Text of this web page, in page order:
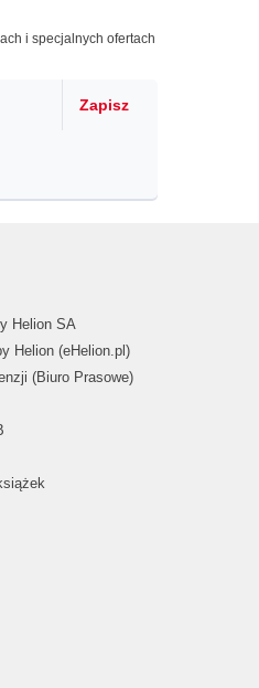
i specjalnych ofertach
Zapisz
Helion SA
Helion (eHelion.pl)
(Biuro Prasowe)